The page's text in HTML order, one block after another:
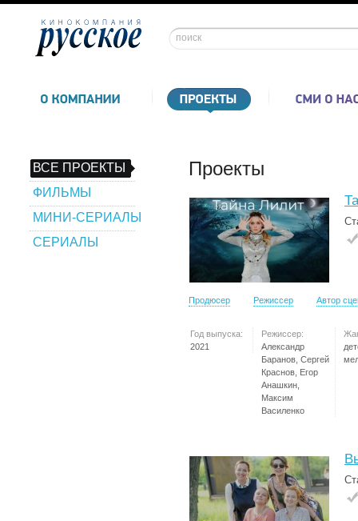
ВСЕ ПРОЕКТЫ
ФИЛЬМЫ
МИНИ-СЕРИАЛЫ
СЕРИАЛЫ
Проекты
Продюсер Режиссер Автор
Год выпуска:
2021
Режиссер:
Александр
Баранов, Сергей
Краснов, Егор
Анашкин,
Максим
Василенко